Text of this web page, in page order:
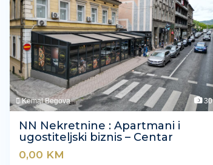
Kemal Begova 30
NN Nekretnine : Apartmani i
ugostiteljski biznis – Centar
0,00 KM